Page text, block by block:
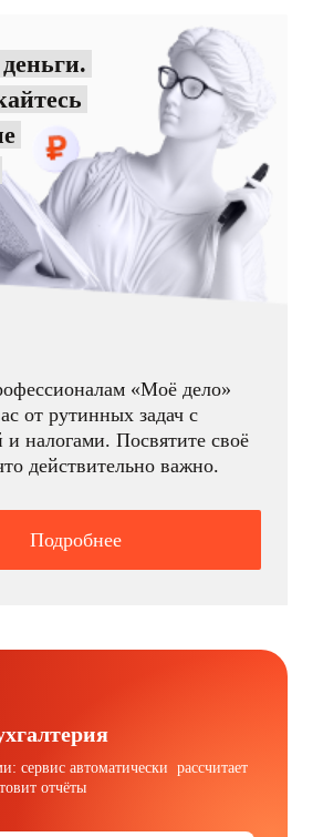
«Моё дело»
от рутинных задач с
и налогами. Посвятите своё
действительно важно.
Подробнее
сервис автоматически рассчитает
отчёты